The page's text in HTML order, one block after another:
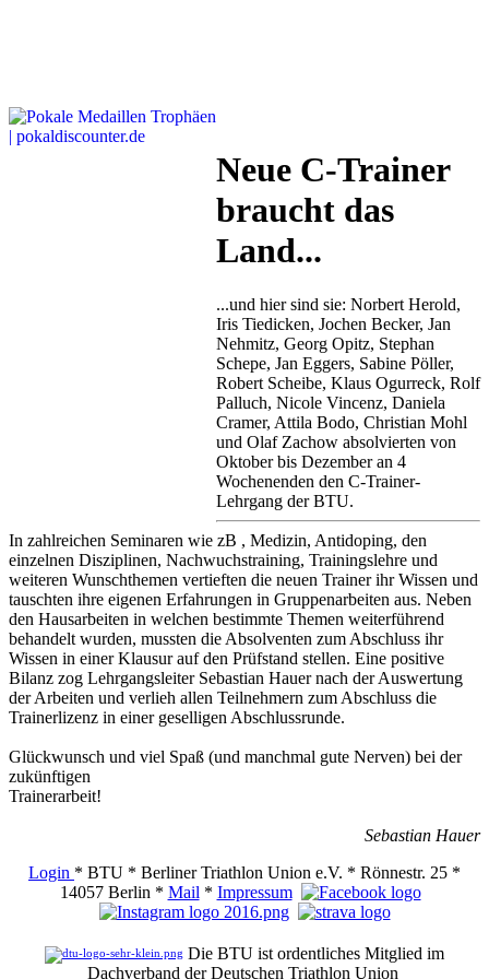
Neue C-Trainer
braucht das
Land...
...und hier sind sie: Norbert Herold,
Iris Tiedicken, Jochen Becker, Jan
Nehmitz, Georg Opitz, Stephan
Schepe, Jan Eggers, Sabine Pöller,
Robert Scheibe, Klaus Ogurreck, Rolf
Palluch, Nicole Vincenz, Daniela
Cramer, Attila Bodo, Christian Mohl
und Olaf Zachow absolvierten von
Oktober bis Dezember an 4
Wochenenden den C-Trainer-
Lehrgang der BTU.
In zahlreichen Seminaren wie zB , Medizin, Antidoping, den
einzelnen Disziplinen, Nachwuchstraining, Trainingslehre und
weiteren Wunschthemen vertieften die neuen Trainer ihr Wissen und
tauschten ihre eigenen Erfahrungen in Gruppenarbeiten aus. Neben
den Hausarbeiten in welchen bestimmte Themen weiterführend
behandelt wurden, mussten die Absolventen zum Abschluss ihr
Wissen in einer Klausur auf den Prüfstand stellen. Eine positive
Bilanz zog Lehrgangsleiter Sebastian Hauer nach der Auswertung
der Arbeiten und verlieh allen Teilnehmern zum Abschluss die
Trainerlizenz in einer geselligen Abschlussrunde.
Glückwunsch und viel Spaß (und manchmal gute Nerven) bei der
zukünftigen
Trainerarbeit!
Sebastian Hauer
Login * BTU * Berliner Triathlon Union e.V. * Rönnestr. 25 *
14057 Berlin * Mail * Impressum
Die BTU ist ordentliches Mitglied im
Dachverband der Deutschen Triathlon Union